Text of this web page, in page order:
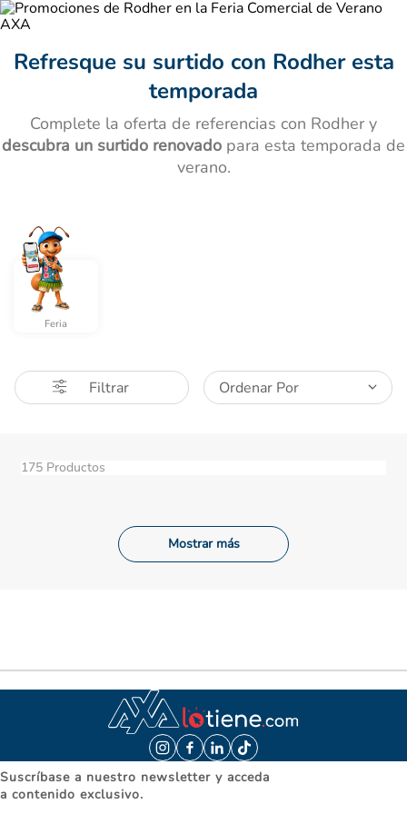
Refresque su surtido con Rodher esta
temporada
Complete la oferta de referencias con Rodher y
descubra un surtido renovado para esta temporada de
verano.
Feria
Filtrar Ordenar Por
175 Productos
Mostrar más
Suscríbase a nuestro newsletter y acceda
a contenido exclusivo.